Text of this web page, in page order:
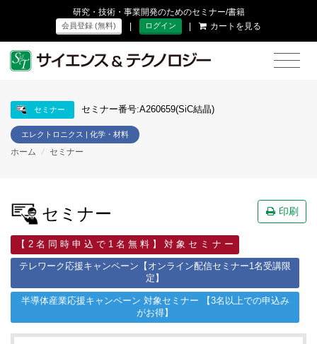
研究・技術・事業開発のためのセミナー/書籍
会員登録 (無料) | ログイン | カートを見る
セミナー セミナー番号:A260659(SiC結晶)
エレクトロニクス | 化学・材料
ホーム / セミナー
セミナー 印刷
【 2 名 同 時 申 込 で 1 名 無 料 】 対 象 セ ミ ナ ー
テレワーク応援キャンペーン【オンライン配信セミナー1名受講限
定】
半導体産業応援キャンペーン 対象セミナー 【3名以上での申込み
がお得】